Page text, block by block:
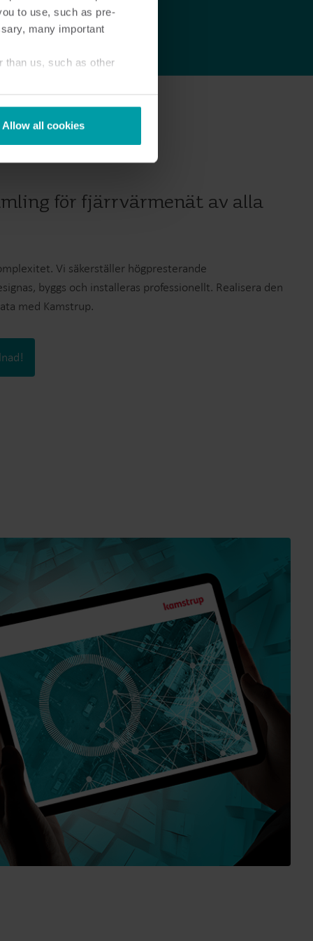
to use, such as pre-
many important
than us, such as other
Allow all cookies
för fjärrvärmenät av alla
Vi säkerställer högpresterande
byggs och installeras professionellt. Realisera den
med Kamstrup.